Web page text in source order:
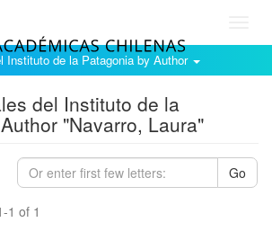
Instituto de la Patagonia by Author
del Instituto de la
"Navarro, Laura"
Go
1 of 1